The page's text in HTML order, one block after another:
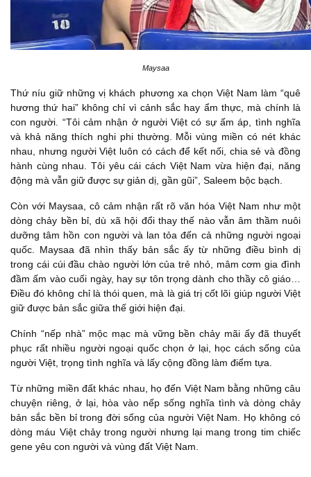
Maysaa
Thứ níu giữ những vị khách phương xa chọn Việt Nam làm “quê
hương thứ hai” không chỉ vì cảnh sắc hay ẩm thực, mà chính là
con người. “Tôi cảm nhận ở người Việt có sự ấm áp, tình nghĩa
và khả năng thích nghi phi thường. Mỗi vùng miền có nét khác
nhau, nhưng người Việt luôn có cách để kết nối, chia sẻ và đồng
hành cùng nhau. Tôi yêu cái cách Việt Nam vừa hiện đại, năng
động mà vẫn giữ được sự giản dị, gần gũi”, Saleem bộc bạch.
Còn với Maysaa, cô cảm nhận rất rõ văn hóa Việt Nam như một
dòng chảy bền bỉ, dù xã hội đổi thay thế nào vẫn âm thầm nuôi
dưỡng tâm hồn con người và lan tỏa đến cả những người ngoại
quốc. Maysaa đã nhìn thấy bản sắc ấy từ những điều bình dị
trong cái cúi đầu chào người lớn của trẻ nhỏ, mâm cơm gia đình
đầm ấm vào cuối ngày, hay sự tôn trọng dành cho thầy cô giáo…
Điều đó không chỉ là thói quen, mà là giá trị cốt lõi giúp người Việt
giữ được bản sắc giữa thế giới hiện đại.
Chính “nếp nhà” mộc mạc mà vững bền chảy mãi ấy đã thuyết
phục rất nhiều người ngoại quốc chọn ở lại, học cách sống của
người Việt, trọng tình nghĩa và lấy cộng đồng làm điểm tựa.
Từ những miền đất khác nhau, họ đến Việt Nam bằng những câu
chuyện riêng, ở lại, hòa vào nếp sống nghĩa tình và dòng chảy
bản sắc bền bỉ trong đời sống của người Việt Nam. Họ không có
dòng máu Việt chảy trong người nhưng lại mang trong tim chiếc
gene yêu con người và vùng đất Việt Nam.